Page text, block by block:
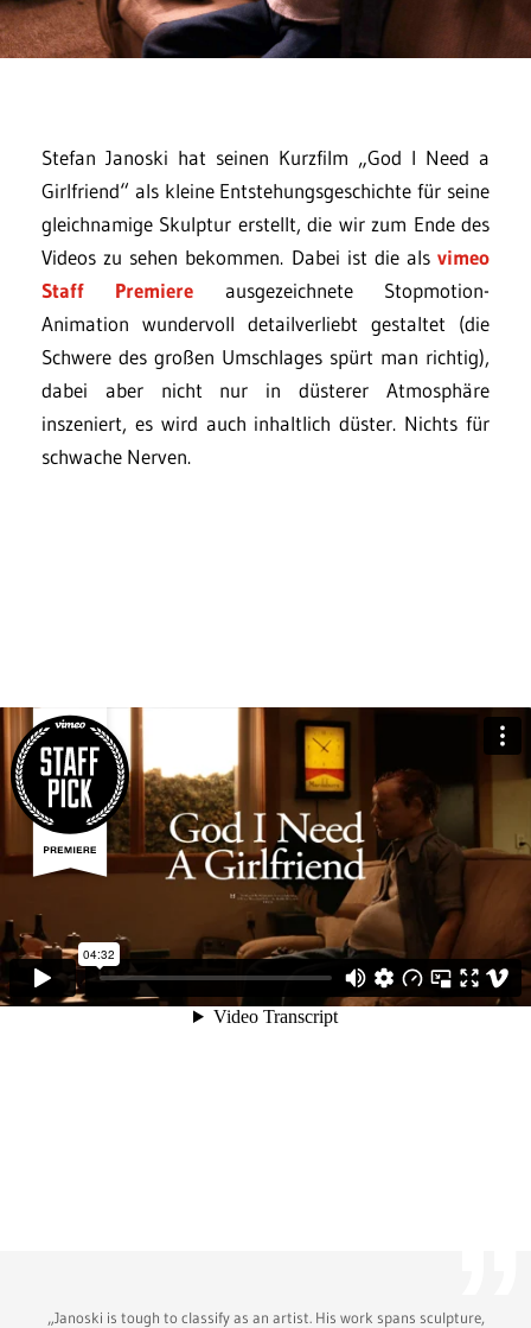
Stefan Janoski hat seinen Kurzfilm „God I Need a
Girlfriend“ als kleine Entstehungsgeschichte für seine
gleichnamige Skulptur erstellt, die wir zum Ende des
Videos zu sehen bekommen. Dabei ist die als vimeo
Staff Premiere ausgezeichnete Stopmotion-
Animation wundervoll detailverliebt gestaltet (die
Schwere des großen Umschlages spürt man richtig),
dabei aber nicht nur in düsterer Atmosphäre
inszeniert, es wird auch inhaltlich düster. Nichts für
schwache Nerven.
„Janoski is tough to classify as an artist. His work spans sculpture,